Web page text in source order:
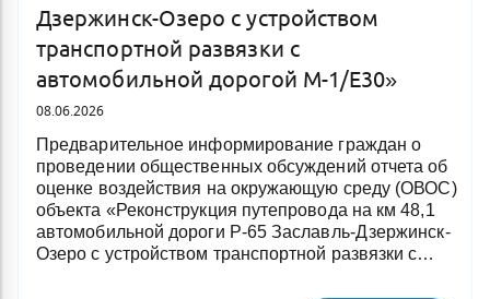
Дзержинск-Озеро с устройством
транспортной развязки с
автомобильной дорогой М-1/Е30»
08.06.2026
Предварительное информирование граждан о
проведении общественных обсуждений отчета об
оценке воздействия на окружающую среду (ОВОС)
объекта «Реконструкция путепровода на км 48,1
автомобильной дороги Р-65 Заславль-Дзержинск-
Озеро с устройством транспортной развязки с…